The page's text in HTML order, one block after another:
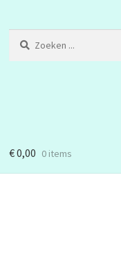
€0,00 0 items